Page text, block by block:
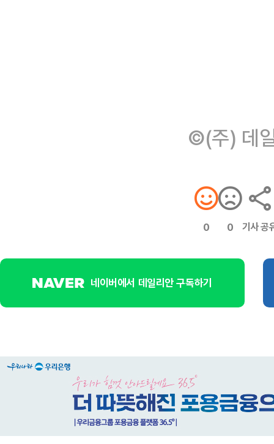
©(주) 데
0 0 기사 공
네이버에서 데일리안 구독하기